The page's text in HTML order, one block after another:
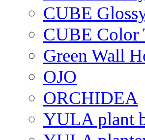
CUBE
CUBE Color
Green Wall
OJO
ORCHIDEA
YULA plant